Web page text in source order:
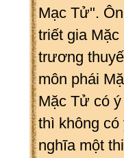
Mạc Tử".
triết gia
trương
môn phái
Mặc Tử có
thì không
nghĩa một